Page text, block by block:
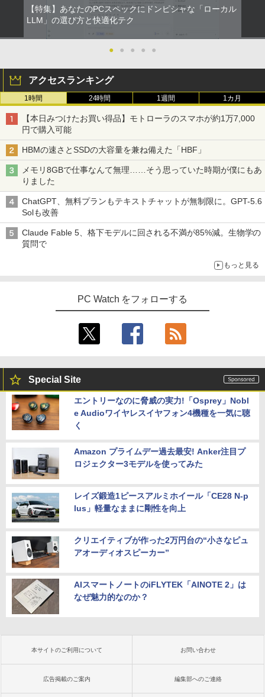
【特集】あなたのPCスペックにドンピシャな「ローカル
LLM」の選び方と快適化テク
● ● ● ● ●
アクセスランキング
1時間 24時間 1週間 1カ月
【本日みつけたお買い得品】モトローラのスマホが約1万7,000
円で購入可能
HBMの速さとSSDの大容量を兼ね備えた「HBF」
メモリ8GBで仕事なんて無理……そう思っていた時期が僕にもあ
りました
ChatGPT、無料プランもテキストチャットが無制限に。GPT-5.6
Solも改善
Claude Fable 5、格下モデルに回される不満が85%減。生物学の
質問で
もっと見る
PC Watch をフォローする
Special Site
エントリーなのに脅威の実力!「Osprey」Nobl
e Audioワイヤレスイヤフォン4機種を一気に聴
く
Amazon プライムデー過去最安! Anker注目プ
ロジェクター3モデルを使ってみた
レイズ鍛造1ピースアルミホイール「CE28 N-p
lus」軽量なままに剛性を向上
クリエイティブが作った2万円台の“小さなピュ
アオーディオスピーカー”
AIスマートノートのiFLYTEK「AINOTE 2」は
なぜ魅力的なのか？
本サイトのご利用について お問い合わせ
広告掲載のご案内 編集部へのご連絡